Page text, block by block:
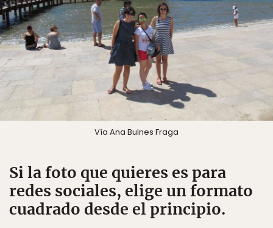
Vía Ana Bulnes Fraga
Si la foto que quieres es para
redes sociales, elige un formato
cuadrado desde el principio.